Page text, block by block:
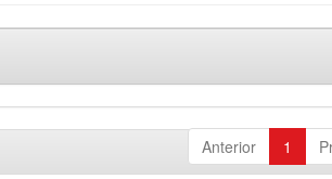
Anterior 1